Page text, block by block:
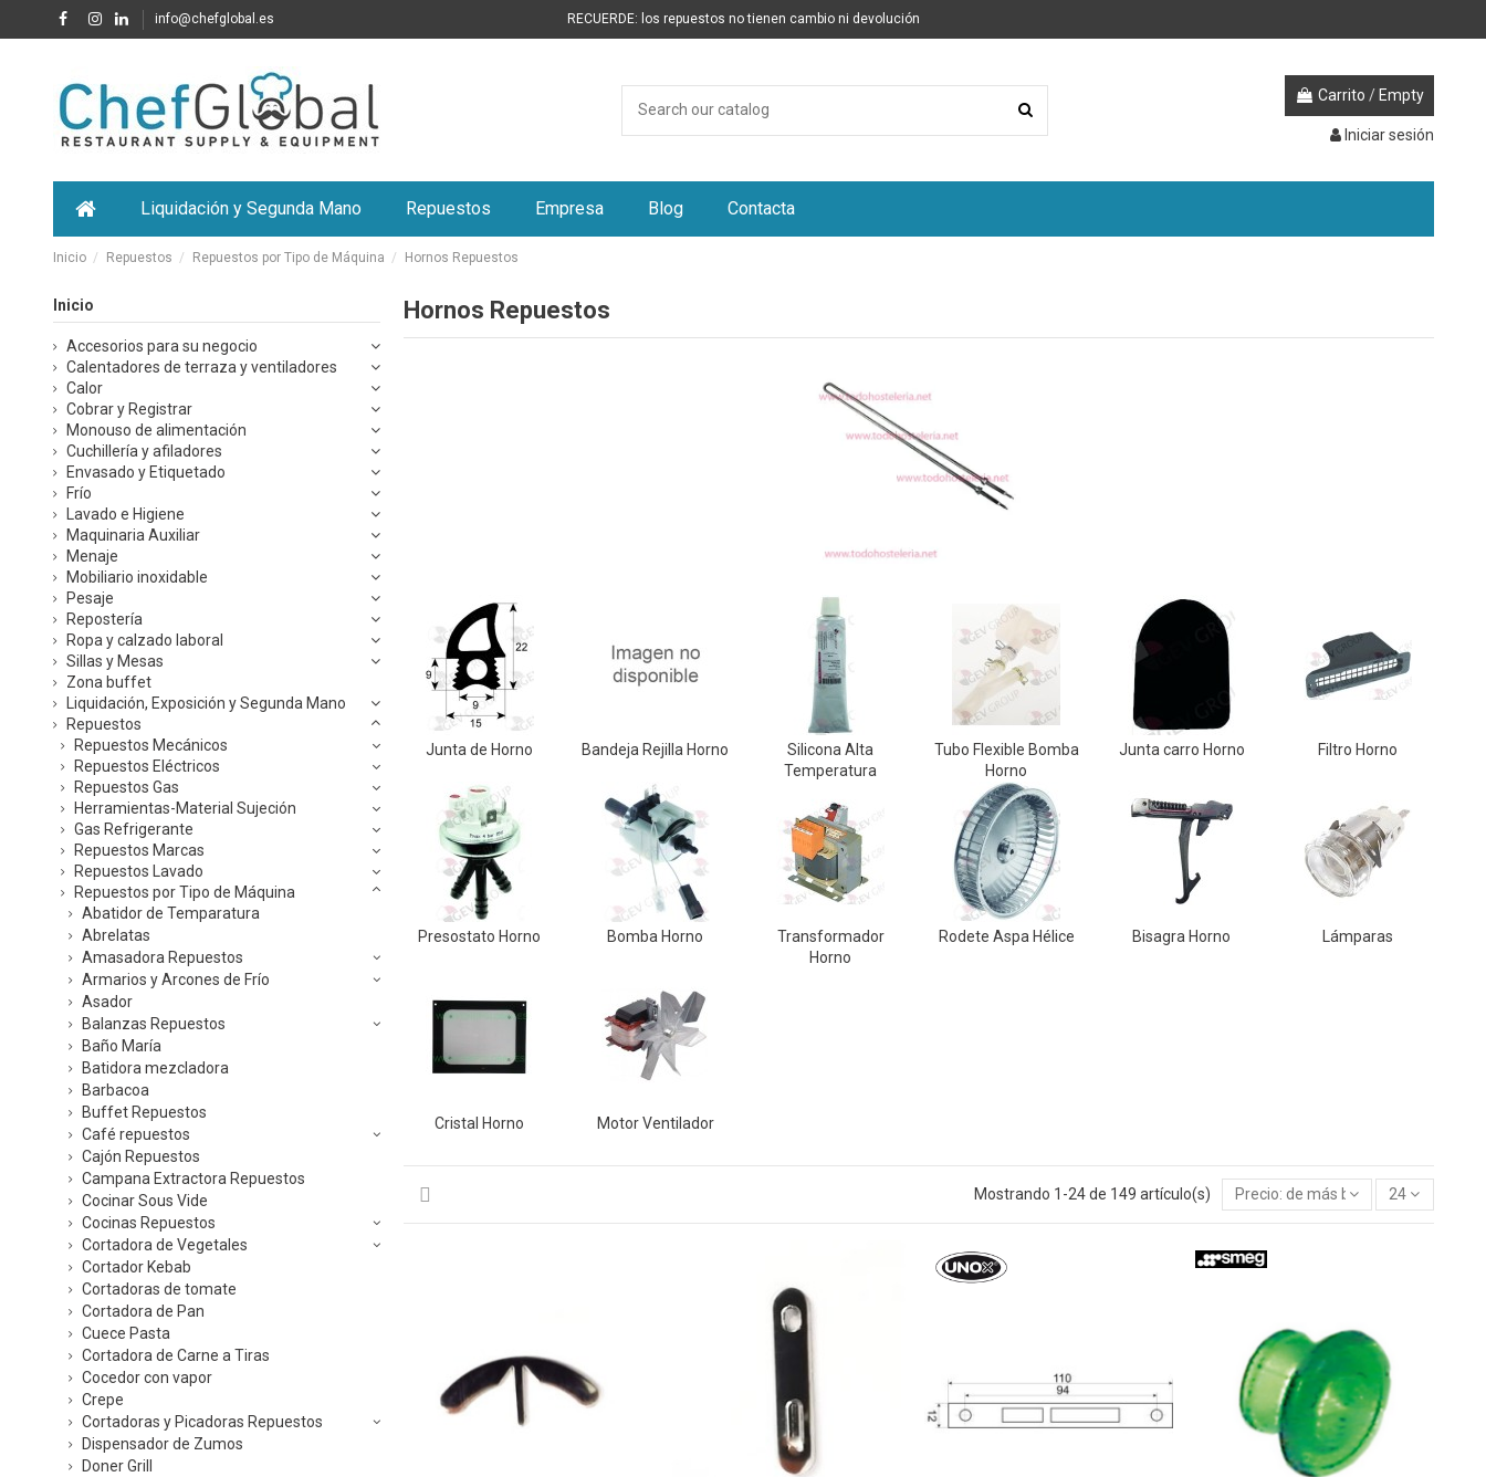
info@chefglobal.es RECUERDE: los repuestos no tienen cambio ni devolución
Carrito / Empty
Iniciar sesión
Liquidación y Segunda Mano Repuestos Empresa Blog Contacta
Inicio Repuestos Repuestos por Tipo de Máquina Hornos Repuestos
Hornos Repuestos
Junta de Horno Bandeja Rejilla Horno
Silicona Alta
Temperatura
Tubo Flexible Bomba
Horno
Junta carro Horno Filtro Horno
Presostato Horno Bomba Horno
Transformador
Horno
Rodete Aspa Hélice Bisagra Horno Lámparas
Cristal Horno Motor Ventilador
Mostrando 1-24 de 149 artículo(s) Precio: de más bajo a más alto
24
Inicio
Accesorios para su negocio
Calentadores de terraza y ventiladores
Calor
Cobrar y Registrar
Monouso de alimentación
Cuchillería y afiladores
Envasado y Etiquetado
Frío
Lavado e Higiene
Maquinaria Auxiliar
Menaje
Mobiliario inoxidable
Pesaje
Repostería
Ropa y calzado laboral
Sillas y Mesas
Zona buffet
Liquidación, Exposición y Segunda Mano
Repuestos
Repuestos Mecánicos
Repuestos Eléctricos
Repuestos Gas
Herramientas-Material Sujeción
Gas Refrigerante
Repuestos Marcas
Repuestos Lavado
Repuestos por Tipo de Máquina
Abatidor de Temparatura
Abrelatas
Amasadora Repuestos
Armarios y Arcones de Frío
Asador
Balanzas Repuestos
Baño María
Batidora mezcladora
Barbacoa
Buffet Repuestos
Café repuestos
Cajón Repuestos
Campana Extractora Repuestos
Cocinar Sous Vide
Cocinas Repuestos
Cortadora de Vegetales
Cortador Kebab
Cortadoras de tomate
Cortadora de Pan
Cuece Pasta
Cortadora de Carne a Tiras
Cocedor con vapor
Crepe
Cortadoras y Picadoras Repuestos
Dispensador de Zumos
Doner Grill